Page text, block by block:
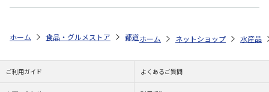
ホーム 食品・グルメストア 都道府県から探す 静岡県 金目鯛み
ホーム ネットショップ 水産品
ご利用ガイド よくあるご質問